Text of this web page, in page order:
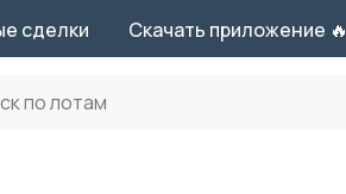
сделки Скачать приложение 🔥